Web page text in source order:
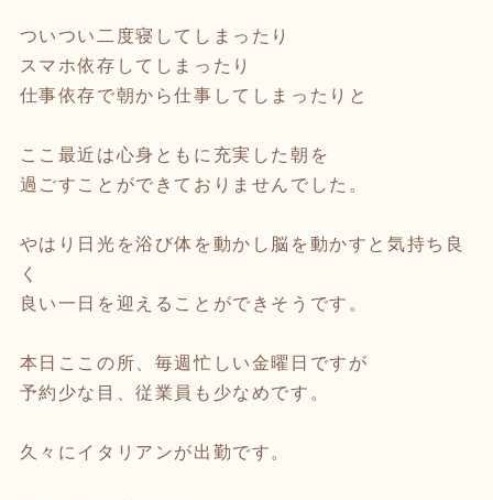
ついつい二度寝してしまったり
スマホ依存してしまったり
仕事依存で朝から仕事してしまったりと
ここ最近は心身ともに充実した朝を
過ごすことができておりませんでした。
やはり日光を浴び体を動かし脳を動かすと気持ち良
く
良い一日を迎えることができそうです。
本日ここの所、毎週忙しい金曜日ですが
予約少な目、従業員も少なめです。
久々にイタリアンが出勤です。